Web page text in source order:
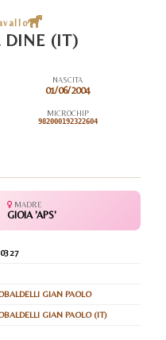
DINE (IT)
NASCITA
01/06/2004
MICROCHIP
982000192322604
MADRE
GIOIA 'APS'
GIAN PAOLO
GIAN PAOLO (IT)